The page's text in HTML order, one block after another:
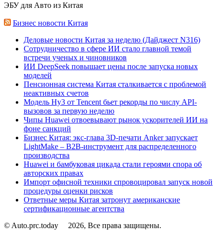
ЭБУ для Авто из Китая
Бизнес новости Китая
Деловые новости Китая за неделю (Дайджест N316)
Сотрудничество в сфере ИИ стало главной темой
встречи ученых и чиновников
ИИ DeepSeek повышает цены после запуска новых
моделей
Пенсионная система Китая сталкивается с проблемой
неактивных счетов
Модель Hy3 от Tencent бьет рекорды по числу API-
вызовов за первую неделю
Чипы Huawei отвоевывают рынок ускорителей ИИ на
фоне санкций
Бизнес Китая: экс-глава 3D-печати Anker запускает
LightMake – B2B-инструмент для распределенного
производства
Huawei и бамбуковая цикада стали героями спора об
авторских правах
Импорт офисной техники спровоцировал запуск новой
процедуры оценки рисков
Ответные меры Китая затронут американские
сертификационные агентства
© Auto.prc.today
2026, Все права защищены.